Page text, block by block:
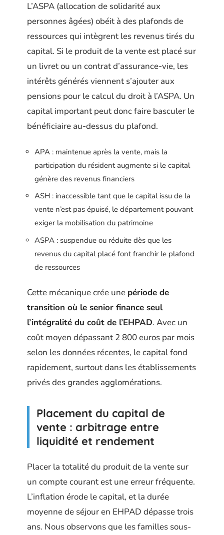
L’ASPA (allocation de solidarité aux
personnes âgées) obéit à des plafonds de
ressources qui intègrent les revenus tirés du
capital. Si le produit de la vente est placé sur
un livret ou un contrat d’assurance-vie, les
intérêts générés viennent s’ajouter aux
pensions pour le calcul du droit à l’ASPA. Un
capital important peut donc faire basculer le
bénéficiaire au-dessus du plafond.
APA : maintenue après la vente, mais la
participation du résident augmente si le capital
génère des revenus financiers
ASH : inaccessible tant que le capital issu de la
vente n’est pas épuisé, le département pouvant
exiger la mobilisation du patrimoine
ASPA : suspendue ou réduite dès que les
revenus du capital placé font franchir le plafond
de ressources
Cette mécanique crée une période de
transition où le senior finance seul
l’intégralité du coût de l’EHPAD. Avec un
coût moyen dépassant 2 800 euros par mois
selon les données récentes, le capital fond
rapidement, surtout dans les établissements
privés des grandes agglomérations.
Placement du capital de
vente : arbitrage entre
liquidité et rendement
Placer la totalité du produit de la vente sur
un compte courant est une erreur fréquente.
L’inflation érode le capital, et la durée
moyenne de séjour en EHPAD dépasse trois
ans. Nous observons que les familles sous-